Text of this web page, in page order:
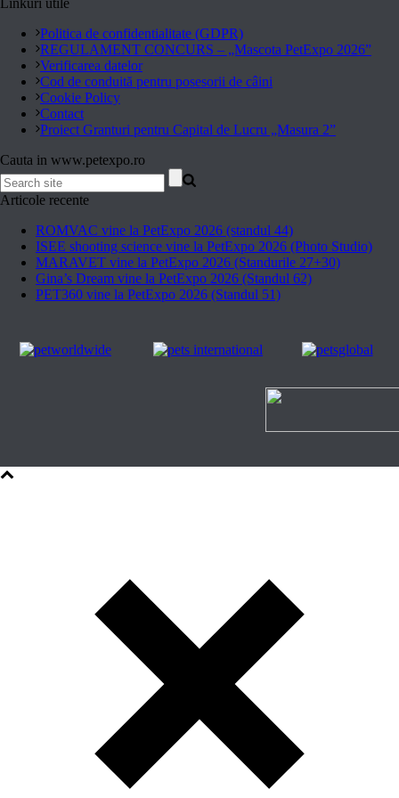
Politica de confidentialitate (GDPR)
REGULAMENT CONCURS – „Mascota PetExpo 2026”
Verificarea datelor
Cod de conduită pentru posesorii de câini
Cookie Policy
Contact
Proiect Granturi pentru Capital de Lucru „Masura 2”
Cauta in www.petexpo.ro
Articole recente
ROMVAC vine la PetExpo 2026 (standul 44)
ISEE shooting science vine la PetExpo 2026 (Photo Studio)
MARAVET vine la PetExpo 2026 (Standurile 27+30)
Gina’s Dream vine la PetExpo 2026 (Standul 62)
PET360 vine la PetExpo 2026 (Standul 51)